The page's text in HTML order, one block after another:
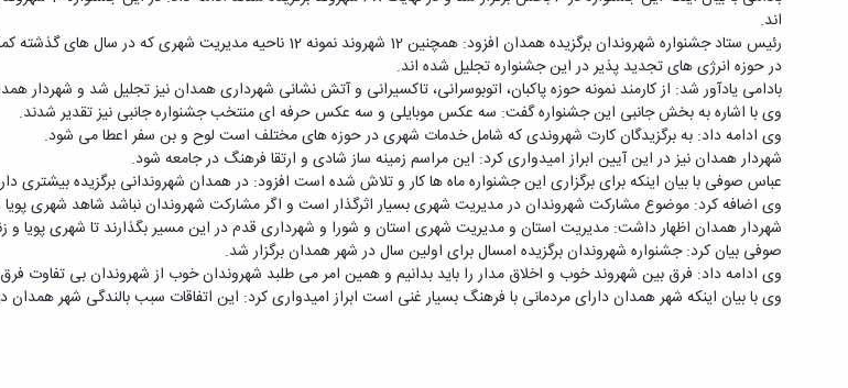
اند.
رئیس ستاد جشنواره شهروندان برگزیده همدان افزود: همچنین 12
در حوزه انرژی های تجدید پذیر در این جشنواره تجلیل شده اند.
بادامی یادآور شد: از کارمند نمونه حوزه پاکبان، اتوبوسرانی، تاکسیرانی و آتش نشانی شهرداری همدان نیز تجلیل شد و شهردار
وی با اشاره به بخش جانبی این جشنواره گفت: سه عکس موبایلی و سه عکس حرفه ای منتخب جشنواره جانبی نیز تقدیر شدند.
وی ادامه داد: به برگزیدگان کارت شهروندی که شامل خدمات شهری در حوزه های مختلف است لوح و بن سفر اعطا می شود.
شهردار همدان نیز در این آیین ابراز امیدواری کرد: این مراسم زمینه ساز شادی و ارتقا فرهنگ در جامعه شود.
عباس صوفی با بیان اینکه برای برگزاری این جشنواره ماه ها کار و تلاش شده است افزود: در همدان شهروندانی برگزیده بیشتری
وی اضافه کرد: موضوع مشارکت شهروندان در مدیریت شهری بسیار اثرگذار است و اگر مشارکت شهروندان نباشد شاهد شهری پویا و
شهردار همدان اظهار داشت: مدیریت استان و مدیریت شهری استان و شورا و شهرداری قدم در این مسیر بگذارند تا شهری پویا و
صوفی بیان کرد: جشنواره شهروندان برگزیده امسال برای اولین سال در شهر همدان برگزار شد.
وی ادامه داد: فرق بین شهروند خوب و اخلاق مدار را باید بدانیم و همین امر می طلبد شهروندان خوب از شهروندان بی تفاوت
وی با بیان اینکه شهر همدان دارای مردمانی با فرهنگ بسیار غنی است ابراز امیدواری کرد: این اتفاقات سبب بالندگی شهر همدان